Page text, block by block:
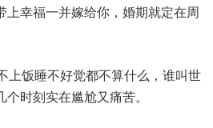
上幸福一并嫁给你，婚期就定在周
上饭睡不好觉都不算什么，谁叫世
时刻实在尴尬又痛苦。